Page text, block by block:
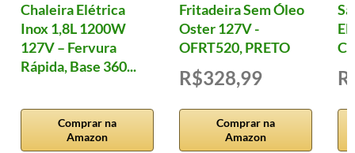
Chaleira Elétrica
Inox 1,8L 1200W
127V – Fervura
Rápida, Base 360...
Comprar na
Amazon
Fritadeira Sem Óleo
Oster 127V -
OFRT520, PRETO
R$328,99
Comprar na
Amazon